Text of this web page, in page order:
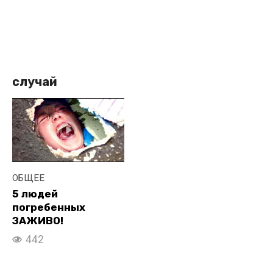
случай
ОБЩЕЕ
5 людей
погребенных
ЗАЖИВО!
442